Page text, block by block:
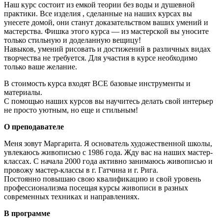
Наш курс состоит из емкой теории без воды и душевной
практики. Все изделия , сделанные на наших курсах вы
унесете домой, они станут доказательством ваших умений и
мастерства. Фишка этого курса — из мастерской вы уносите
только стильную и доделанную вещицу!
Навыков, умений рисовать и достижений в различных видах
творчества не требуется. Для участия в курсе необходимо
только ваше желание.
В стоимость курса входят ВСЕ базовые инструменты и
материалы.
С помощью наших курсов вы научитесь делать свой интерьер
не просто уютным, но еще и стильным!
О преподавателе
Меня зовут Маргарита. Я основатель художественной школы,
увлекаюсь живописью с 1986 года. Жду вас на наших мастер-
классах. С начала 2000 года активно занимаюсь живописью и
провожу мастер-классы в г. Гатчина и г. Рига.
Постоянно повышаю свою квалификацию и свой уровень
профессионализма посещая курсы живописи в разных
современных техниках и направлениях.
В программе